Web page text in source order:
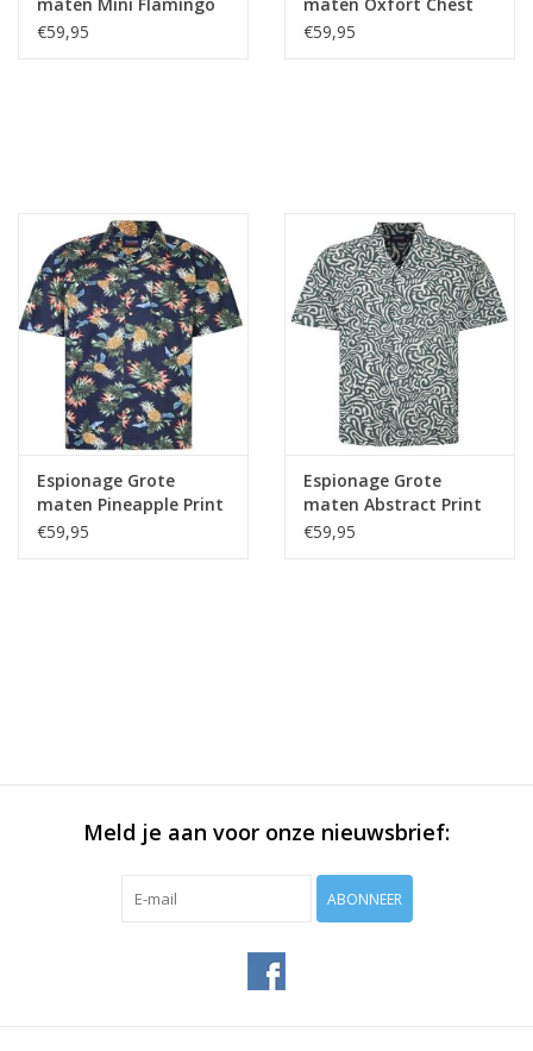
Print Overhemd
€59,95
Overhemd
€59,95
Espionage Grote
maten Pineapple Print
Overhemd
€59,95
Espionage Grote
maten Abstract Print
Overhemd
€59,95
Meld je aan voor onze nieuwsbrief:
ABONNEER